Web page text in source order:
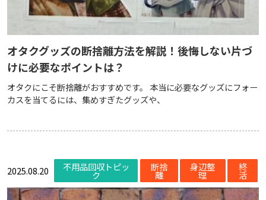
オタクグッズの断捨離方法を解説！後悔しない片づ
けに必要なポイントは？
オタクにこそ断捨離がおすすめです。 本当に必要なグッズにフォー
カスを当てるには、集めすぎたグッズや、
2025.08.20 不用品回収トピッ
ク
断捨
離
身辺整
理
終
活